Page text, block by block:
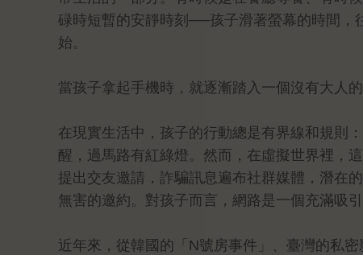
碌時短暫的安靜時刻──孩子滑著螢幕的時間，
始。
當孩子拿起手機時，就逐漸踏入一個沒有大人的
在現實生活中，孩子的行動總是有界線和規則
醒，過馬路有紅綠燈。然而，在虛擬世界裡，
提出交友邀請，詐騙訊息遍布社群媒體，潛在
無害的邀約。對孩子而言，網路是一個充滿吸
近年來，從韓國的「N號房事件」、臺灣的私